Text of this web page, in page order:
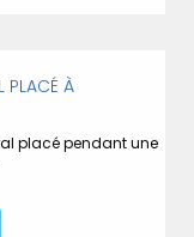
PLACÉ À
placé pendant une